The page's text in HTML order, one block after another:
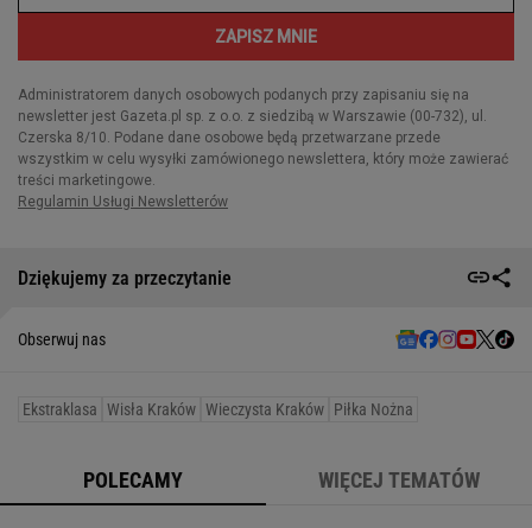
Dziękujemy za przeczytanie
Obserwuj nas
Ekstraklasa Wisła Kraków Wieczysta Kraków Piłka Nożna
POLECAMY WIĘCEJ TEMATÓW